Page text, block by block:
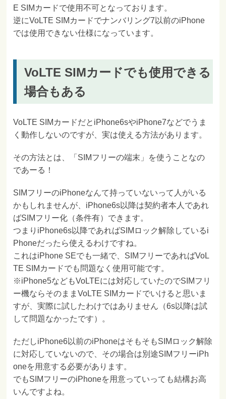
E SIMカードで使用不可となっております。
逆にVoLTE SIMカードでナンバリング7以前のiPhone
では使用できない仕様になっています。
VoLTE SIMカードでも使用できる
場合もある
VoLTE SIMカードだとiPhone6sやiPhone7などでうま
く動作しないのですが、実は使える方法があります。
その方法とは、「SIMフリーの端末」を使うことなの
であーる！
SIMフリーのiPhoneなんて持っていないって人がいる
かもしれませんが、iPhone6s以降は契約者本人であれ
ばSIMフリー化（条件有）できます。
つまりiPhone6s以降であればSIMロック解除しているi
Phoneだったら使えるわけですね。
これはiPhone SEでも一緒で、SIMフリーであればVoL
TE SIMカードでも問題なく使用可能です。
※iPhone5などもVoLTEには対応していたのでSIMフリ
ー機ならそのままVoLTE SIMカードでいけると思いま
すが、実際に試したわけではありません（6s以降は試
して問題なかったです）。
ただしiPhone6以前のiPhoneはそもそもSIMロック解除
に対応していないので、その場合は別途SIMフリーiPh
oneを用意する必要があります。
でもSIMフリーのiPhoneを用意っていっても結構お高
いんですよね。